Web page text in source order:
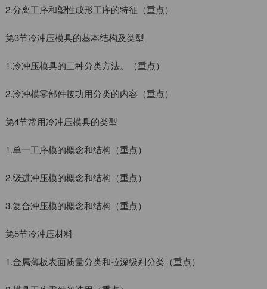
2.分离工序和塑性成形工序的特征（重点）
第3节冷冲压模具的基本结构及类型
1.冷冲压模具的三种分类方法。（重点）
2.冷冲模零部件按功用分类的内容（重点）
第4节常用冷冲压模具的类型
1.单一工序模的概念和结构（重点）
2.级进冲压模的概念和结构（重点）
3.复合冲压模的概念和结构（重点）
第5节冷冲压材料
1.金属薄板表面质量分类和拉深级别分类（重点）